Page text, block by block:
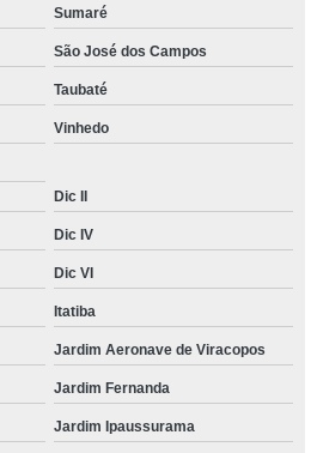
Sumaré
São José dos Campos
Taubaté
Vinhedo
Dic II
Dic IV
Dic VI
Itatiba
Jardim Aeronave de Viracopos
Jardim Fernanda
Jardim Ipaussurama